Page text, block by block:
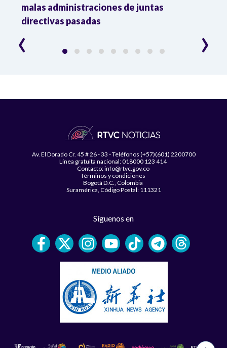
malas administraciones de juntas
directivas pasadas
‹ ›
Av. El Dorado Cr. 45 # 26 - 33 - Teléfonos (+57)(601) 2200700
Línea gratuita nacional: 018000 123 414
Contacto: info@rtvc.gov.co
Términos y condiciones
Bogotá D.C., Colombia
Suramérica, Código Postal: 111321
Síguenos en